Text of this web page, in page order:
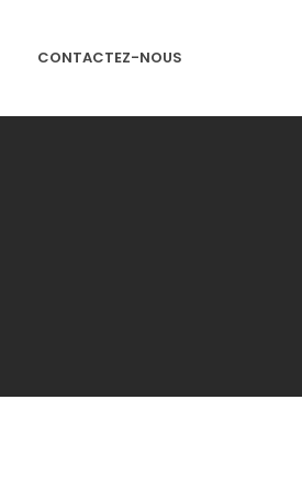
Contactez-nous
CONTACTEZ-NOUS